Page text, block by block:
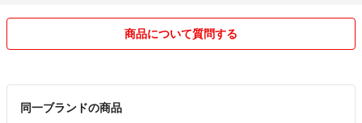
🍀他でも出品している物もある為、早い者勝ちとさせて頂いておりま
す。その為タイミングによっては申請キャンセルすることも稀にありま
🍀実家に商品がある商品や土日祝日をはさむ場合は発送まで少しお時間
をいただく場合があります。
商品について質問する
同一ブランドの商品